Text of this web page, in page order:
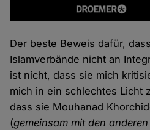
Der beste Beweis dafür,
Islamverbände nicht an
ist nicht, dass sie mich
mich in ein schlechtes Licht
dass sie Mouhanad
(gemeinsam mit den